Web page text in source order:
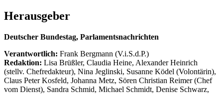
Herausgeber
Deutscher Bundestag, Parlamentsnachrichten
Verantwortlich: Frank Bergmann (V.i.S.d.P.)
Redaktion: Lisa Brüßler, Claudia Heine, Alexander Heinrich
(stellv. Chefredakteur), Nina Jeglinski, Susanne Ködel (Volontärin),
Claus Peter Kosfeld, Johanna Metz, Sören Christian Reimer (Chef
vom Dienst), Sandra Schmid, Michael Schmidt, Denise Schwarz,